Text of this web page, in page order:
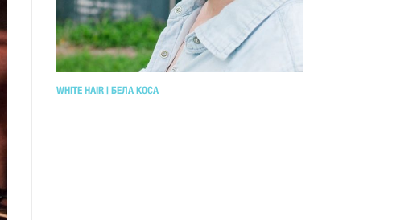
WHITE HAIR | БЕЛА КОСА